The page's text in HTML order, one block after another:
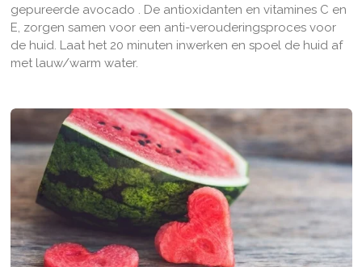
gepureerde avocado . De antioxidanten en vitamines C en
E, zorgen samen voor een anti-verouderingsproces voor
de huid. Laat het 20 minuten inwerken en spoel de huid af
met lauw/warm water.